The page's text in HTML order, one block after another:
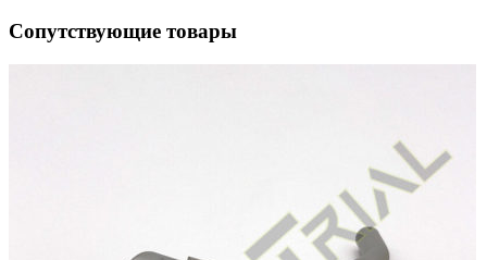
Сопутствующие товары